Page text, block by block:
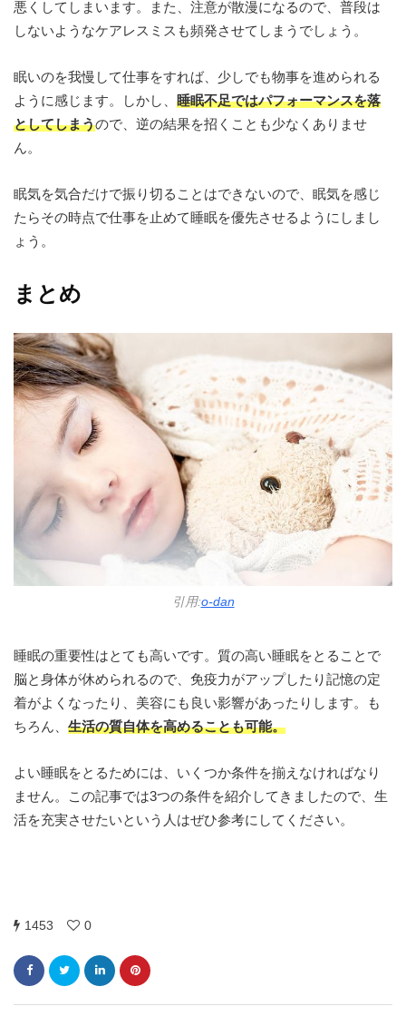
悪くしてしまいます。また、注意が散漫になるので、普段は
しないようなケアレスミスも頻発させてしまうでしょう。
眠いのを我慢して仕事をすれば、少しでも物事を進められる
ように感じます。しかし、 睡眠不足ではパフォーマンスを落
としてしまうので、逆の結果を招くことも少なくありませ
ん。
眠気を気合だけで振り切ることはできないので、眠気を感じ
たらその時点で仕事を止めて睡眠を優先させるようにしまし
ょう。
まとめ
引用:o-dan
睡眠の重要性はとても高いです。質の高い睡眠をとることで
脳と身体が休められるので、免疫力がアップしたり記憶の定
着がよくなったり、美容にも良い影響があったりします。も
ちろん、 生活の質自体を高めることも可能。
よい睡眠をとるためには、いくつか条件を揃えなければなり
ません。この記事では3つの条件を紹介してきましたので、生
活を充実させたいという人はぜひ参考にしてください。
1453 0